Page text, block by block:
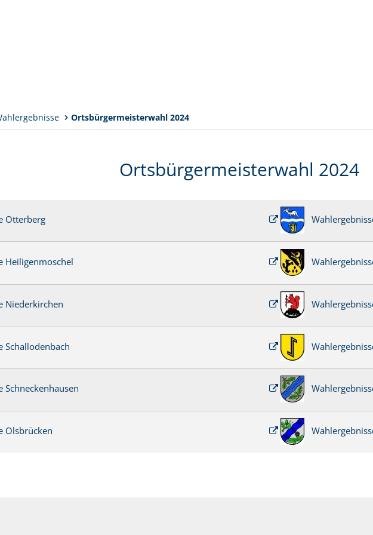
Ortsbürgermeisterwahl 2024
Ortsbürgermeisterwahl 2024
Otterberg
Heiligenmoschel
Niederkirchen
Schallodenbach
Schneckenhausen